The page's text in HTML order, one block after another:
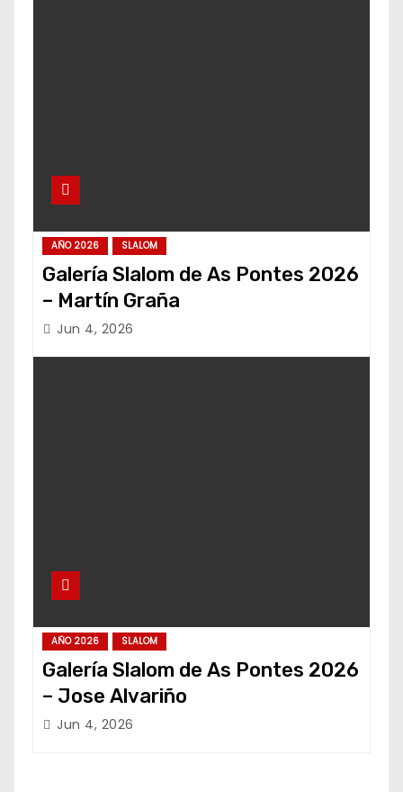
AÑO 2026 SLALOM
Galería Slalom de As Pontes 2026
– Martín Graña
Jun 4, 2026
AÑO 2026 SLALOM
Galería Slalom de As Pontes 2026
– Jose Alvariño
Jun 4, 2026